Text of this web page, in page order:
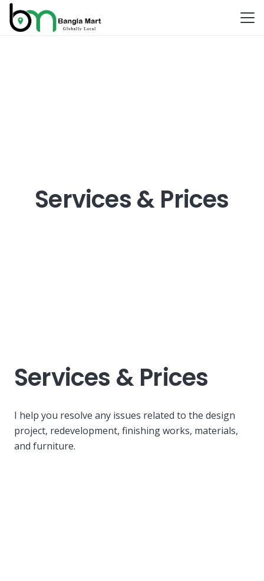
Services & Prices
Services & Prices
I help you resolve any issues related to the design
project, redevelopment, finishing works, materials,
and furniture.